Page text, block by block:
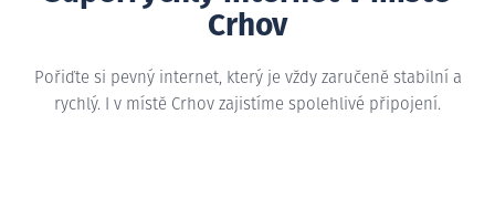
Crhov
Pořiďte si pevný internet, který je vždy zaručeně stabilní a
rychlý. I v místě Crhov zajistíme spolehlivé připojení.